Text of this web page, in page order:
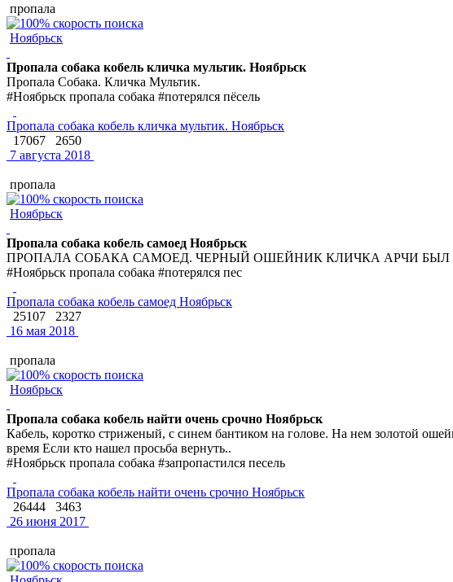
пропала
Ноябрьск
Пропала собака кобель кличка мультик. Ноябрьск
Пропала Собака. Кличка Мультик.
#Ноябрьск пропала собака #потерялся пёсель
Пропала собака кобель кличка мультик. Ноябрьск
17067
2650
7 августа 2018
пропала
Ноябрьск
Пропала собака кобель самоед Ноябрьск
ПРОПАЛА СОБАКА САМОЕД. ЧЕРНЫЙ ОШЕЙНИК КЛИЧКА АРЧИ БЫЛ
#Ноябрьск пропала собака #потерялся пес
Пропала собака кобель самоед Ноябрьск
25107
2327
16 мая 2018
пропала
Ноябрьск
Пропала собака кобель найти очень срочно Ноябрьск
Кабель, коротко стриженый, с синем бантиком на голове. На нем золотой
время Если кто нашел просьба вернуть..
#Ноябрьск пропала собака #запропастился песель
Пропала собака кобель найти очень срочно Ноябрьск
26444
3463
26 июня 2017
пропала